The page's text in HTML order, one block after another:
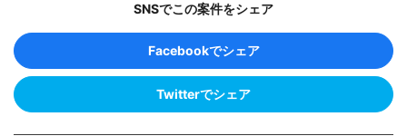
SNSでこの案件をシェア
Facebookでシェア
Twitterでシェア